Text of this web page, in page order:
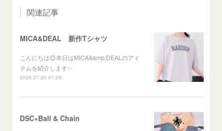
関連記事
MICA&DEAL 新作Tシャツ
こんにちは😊本日はMICA&amp;DEALのアイ
テムを紹介します✨
2026.07.30 07:28
DSC×Ball & Chain